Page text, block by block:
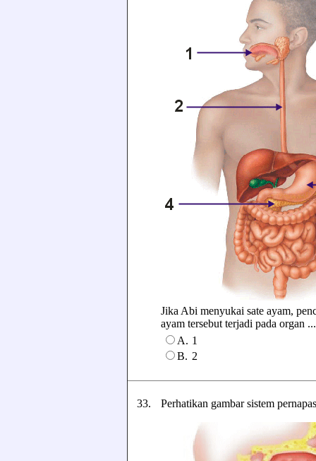
Jika Abi menyukai sate ayam,
ayam tersebut terjadi pada organ
A. 1
B. 2
33. Perhatikan gambar sistem